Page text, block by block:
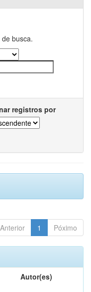
busca.
registros por
Anterior 1 Póximo
Autor(es)